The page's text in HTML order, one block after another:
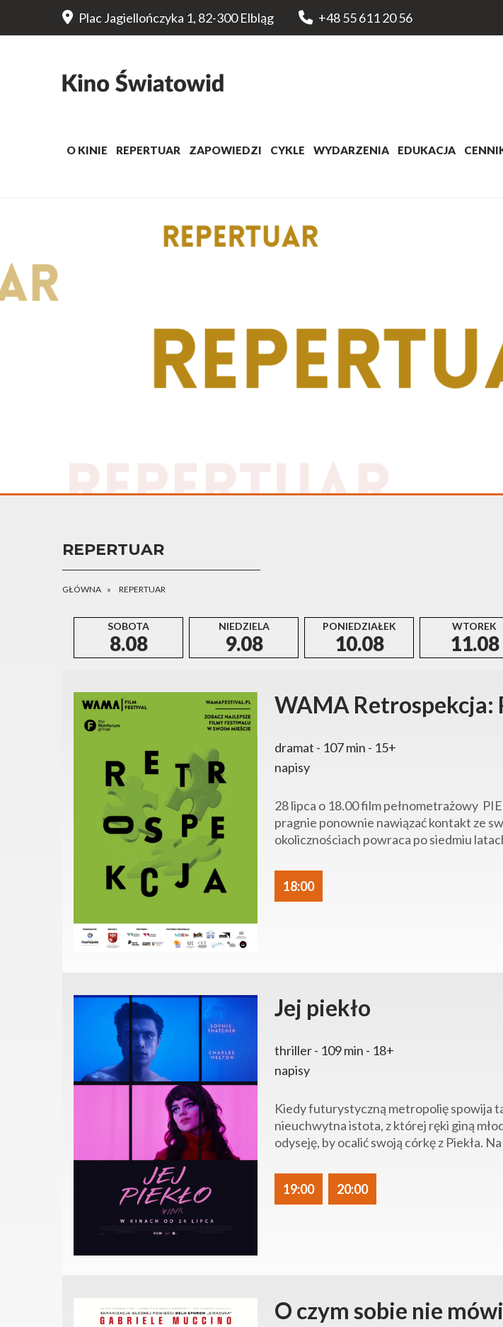
Plac Jagiellończyka 1, 82-300 Elbląg +48 55 611 20 56
O KINIE REPERTUAR ZAPOWIEDZI CYKLE WYDARZENIA EDUKACJA
REPERTUAR
GŁÓWNA REPERTUAR
SOBOTA
8.08
NIEDZIELA
9.08
PONIEDZIAŁEK
10.08
WTOREK
11.08
WAMA Retrospekcja:
dramat - 107 min - 15+
napisy
28 lipca o 18.00 film pełnometrażowy
pragnie ponownie nawiązać kontakt ze
okolicznościach powraca po siedmiu
18:00
Jej piekło
thriller - 109 min - 18+
napisy
Kiedy futurystyczną metropolię spowija
nieuchwytna istota, z której ręki giną
odyseję, by ocalić swoją córkę z Piekła.
19:00 20:00
O czym sobie nie